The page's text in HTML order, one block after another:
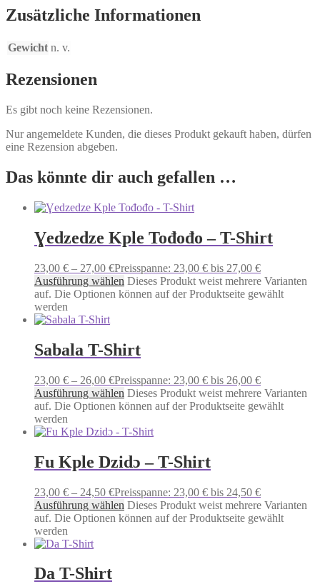
Zusätzliche Informationen
Gewicht n. v.
Rezensionen
Es gibt noch keine Rezensionen.
Nur angemeldete Kunden, die dieses Produkt gekauft haben, dürfen
eine Rezension abgeben.
Das könnte dir auch gefallen …
Ɣedzedze Kple Tođođo – T-Shirt
23,00 € – 27,00 €Preisspanne: 23,00 € bis 27,00 €
Ausführung wählen Dieses Produkt weist mehrere Varianten
auf. Die Optionen können auf der Produktseite gewählt
werden
Sabala T-Shirt
23,00 € – 26,00 €Preisspanne: 23,00 € bis 26,00 €
Ausführung wählen Dieses Produkt weist mehrere Varianten
auf. Die Optionen können auf der Produktseite gewählt
werden
Fu Kple Dzidɔ – T-Shirt
23,00 € – 24,50 €Preisspanne: 23,00 € bis 24,50 €
Ausführung wählen Dieses Produkt weist mehrere Varianten
auf. Die Optionen können auf der Produktseite gewählt
werden
Da T-Shirt